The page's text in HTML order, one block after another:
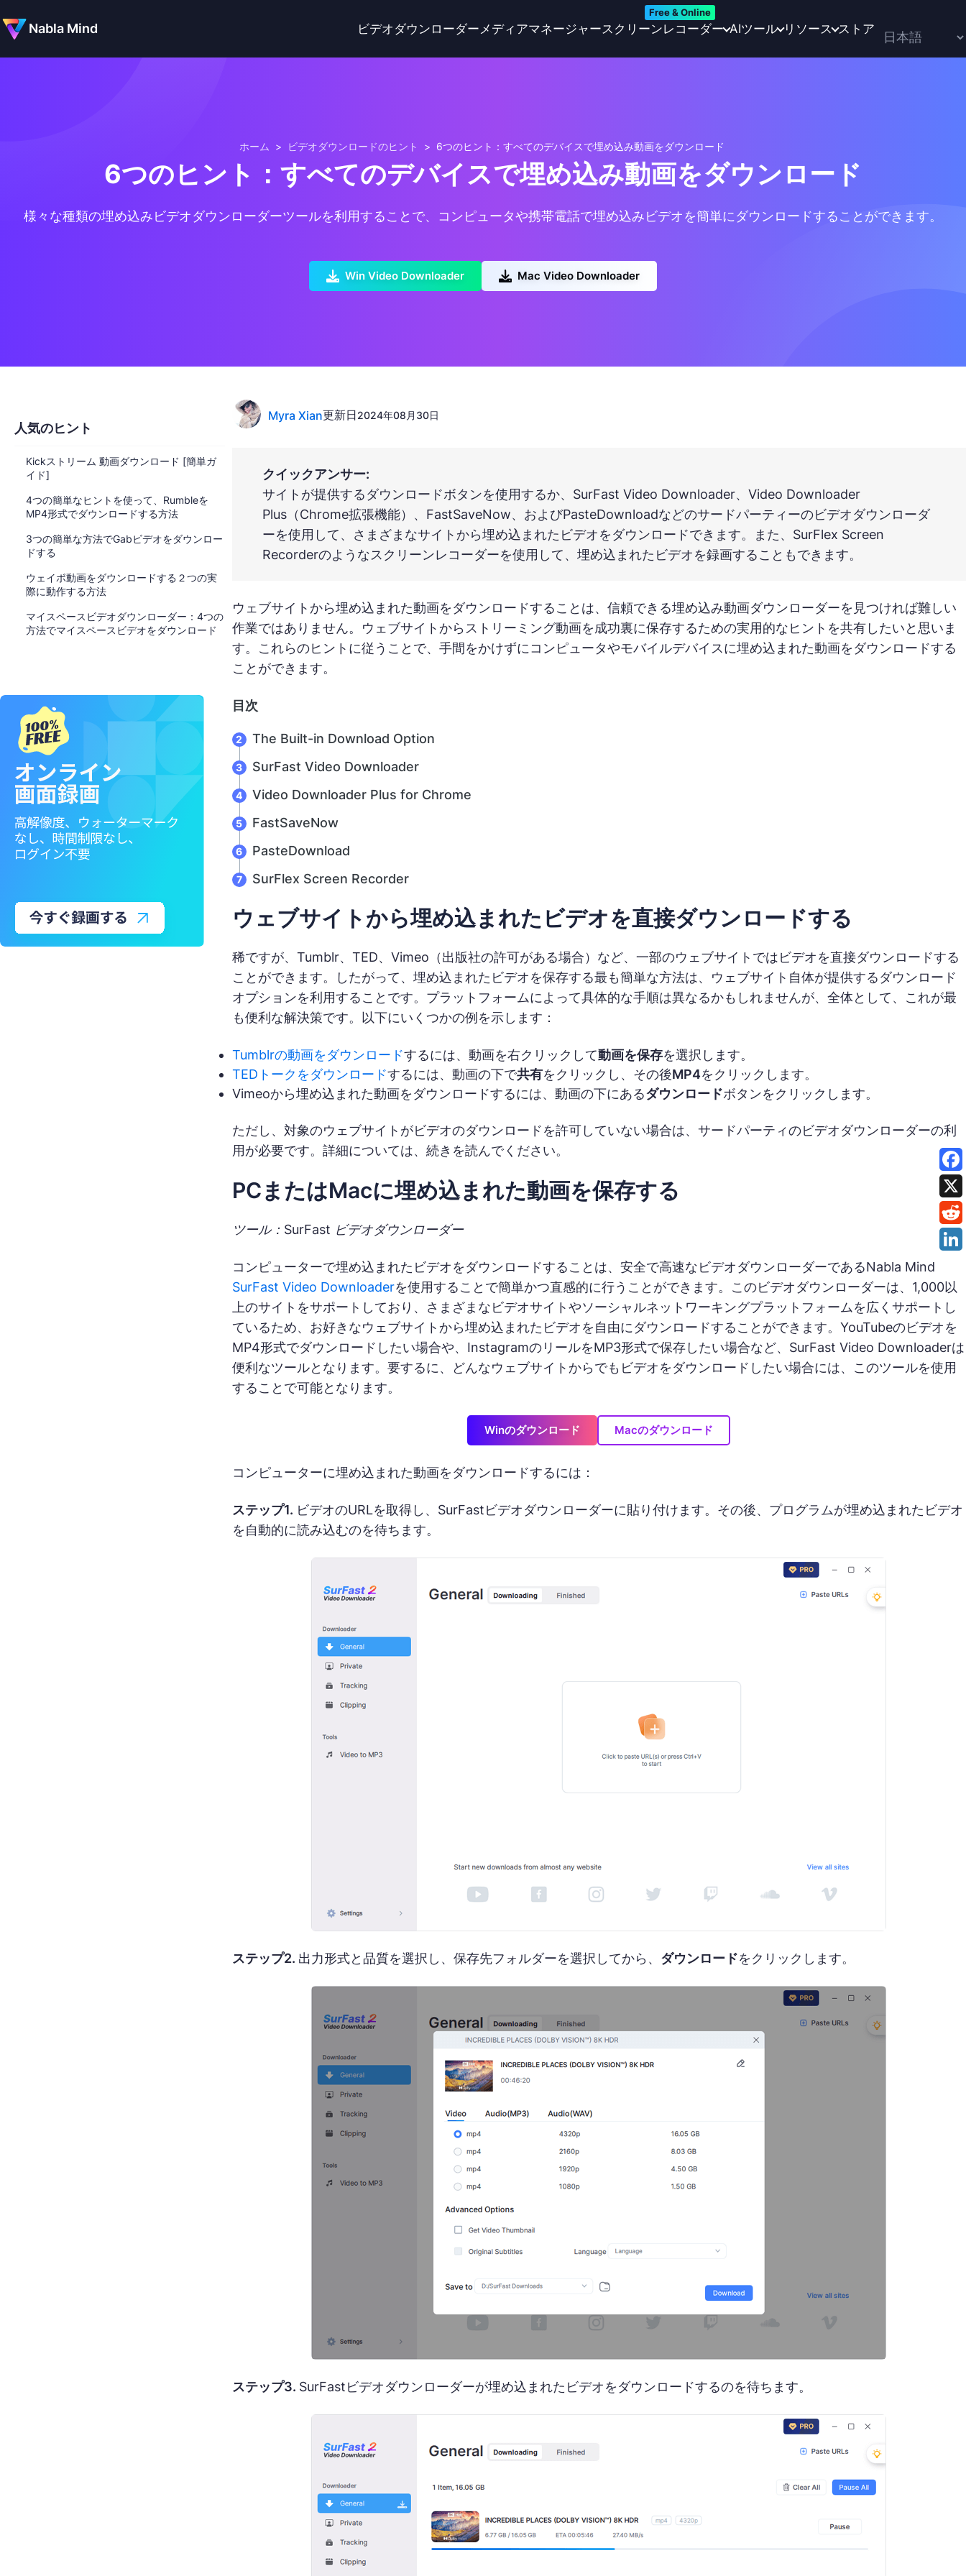
Nabla Mind ビデオダウンローダー メディアマネージャー スクリーンレコーダー
Free & Online
AIツール リソース ストア
ホーム > ビデオダウンロードのヒント > 6つのヒント：すべてのデバイスで埋め込み動画をダウンロード
6つのヒント：すべてのデバイスで埋め込み動画をダウンロード
様々な種類の埋め込みビデオダウンローダーツールを利用することで、コンピュータや携帯電話で埋め込みビデオを簡単にダウンロードすることができます。
Win Video Downloader Mac Video Downloader
人気のヒント
Kickストリーム 動画ダウンロード [簡単ガ
イド]
4つの簡単なヒントを使って、Rumbleを
MP4形式でダウンロードする方法
3つの簡単な方法でGabビデオをダウンロー
ドする
ウェイボ動画をダウンロードする２つの実
際に動作する方法
マイスペースビデオダウンローダー：4つの
方法でマイスペースビデオをダウンロード
Myra Xian更新日2024年08月30日
クイックアンサー:
サイトが提供するダウンロードボタンを使用するか、SurFast Video Downloader、Video Downloader
Plus（Chrome拡張機能）、FastSaveNow、およびPasteDownloadなどのサードパーティーのビデオダウンローダ
ーを使用して、さまざまなサイトから埋め込まれたビデオをダウンロードできます。また、SurFlex Screen
Recorderのようなスクリーンレコーダーを使用して、埋め込まれたビデオを録画することもできます。
ウェブサイトから埋め込まれた動画をダウンロードすることは、信頼できる埋め込み動画ダウンローダーを見つければ難しい
作業ではありません。ウェブサイトからストリーミング動画を成功裏に保存するための実用的なヒントを共有したいと思いま
す。これらのヒントに従うことで、手間をかけずにコンピュータやモバイルデバイスに埋め込まれた動画をダウンロードする
ことができます。
目次
The Built-in Download Option
SurFast Video Downloader
Video Downloader Plus for Chrome
FastSaveNow
PasteDownload
SurFlex Screen Recorder
ウェブサイトから埋め込まれたビデオを直接ダウンロードする
稀ですが、Tumblr、TED、Vimeo（出版社の許可がある場合）など、一部のウェブサイトではビデオを直接ダウンロードする
ことができます。したがって、埋め込まれたビデオを保存する最も簡単な方法は、ウェブサイト自体が提供するダウンロード
オプションを利用することです。プラットフォームによって具体的な手順は異なるかもしれませんが、全体として、これが最
も便利な解決策です。以下にいくつかの例を示します：
Tumblrの動画をダウンロードするには、動画を右クリックして動画を保存を選択します。
TEDトークをダウンロードするには、動画の下で共有をクリックし、その後MP4をクリックします。
Vimeoから埋め込まれた動画をダウンロードするには、動画の下にあるダウンロードボタンをクリックします。
ただし、対象のウェブサイトがビデオのダウンロードを許可していない場合は、サードパーティのビデオダウンローダーの利
用が必要です。詳細については、続きを読んでください。
PCまたはMacに埋め込まれた動画を保存する
ツール：SurFast ビデオダウンローダー
コンピューターで埋め込まれたビデオをダウンロードすることは、安全で高速なビデオダウンローダーであるNabla Mind
SurFast Video Downloaderを使用することで簡単かつ直感的に行うことができます。このビデオダウンローダーは、1,000以
上のサイトをサポートしており、さまざまなビデオサイトやソーシャルネットワーキングプラットフォームを広くサポートし
ているため、お好きなウェブサイトから埋め込まれたビデオを自由にダウンロードすることができます。YouTubeのビデオを
MP4形式でダウンロードしたい場合や、InstagramのリールをMP3形式で保存したい場合など、SurFast Video Downloaderは
便利なツールとなります。要するに、どんなウェブサイトからでもビデオをダウンロードしたい場合には、このツールを使用
することで可能となります。
Winのダウンロード Macのダウンロード
コンピューターに埋め込まれた動画をダウンロードするには：
ステップ1. ビデオのURLを取得し、SurFastビデオダウンローダーに貼り付けます。その後、プログラムが埋め込まれたビデオ
を自動的に読み込むのを待ちます。
ステップ2. 出力形式と品質を選択し、保存先フォルダーを選択してから、 ダウンロードをクリックします。
ステップ3. SurFastビデオダウンローダーが埋め込まれたビデオをダウンロードするのを待ちます。